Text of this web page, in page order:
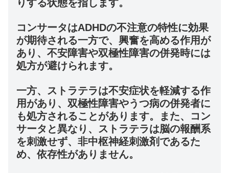
りする状態を指します。
コンサータはADHDの不注意の特性に効果
が期待される一方で、興奮を高める作用が
あり、不安障害や双極性障害の併発時には
処方が避けられます。
一方、ストラテラは不安症状を軽減する作
用があり、双極性障害やうつ病の併発者に
も処方されることがあります。また、コン
サータと異なり、ストラテラは脳の報酬系
を刺激せず、非中枢神経刺激剤であるた
め、依存性がありません。